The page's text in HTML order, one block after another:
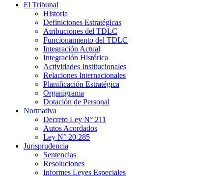
El Tribunal
Historia
Definiciones Estratégicas
Atribuciones del TDLC
Funcionamiento del TDLC
Integración Actual
Integración Histórica
Actividades Institucionales
Relaciones Internacionales
Planificación Estratégica
Organigrama
Dotación de Personal
Normativa
Decreto Ley N° 211
Autos Acordados
Ley N° 20.285
Jurisprudencia
Sentencias
Resoluciones
Informes Leyes Especiales